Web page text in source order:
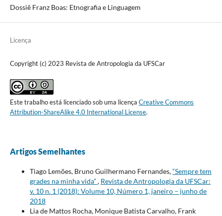
Dossiê Franz Boas: Etnografia e Linguagem
Licença
Copyright (c) 2023 Revista de Antropologia da UFSCar
Este trabalho está licenciado sob uma licença Creative Commons
Attribution-ShareAlike 4.0 International License.
Artigos Semelhantes
Tiago Lemões, Bruno Guilhermano Fernandes,“Sempre tem
grades na minha vida”, Revista de Antropologia da UFSCar:
v. 10 n. 1 (2018): Volume 10, Número 1, janeiro – junho de
2018
Lia de Mattos Rocha, Monique Batista Carvalho, Frank